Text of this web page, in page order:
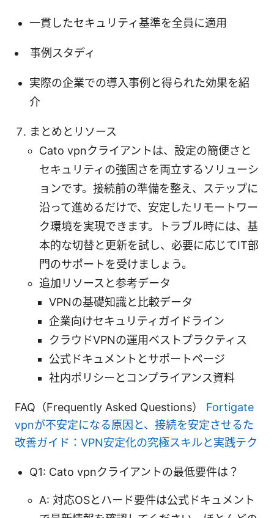
一貫したセキュリティ基準を全員に適用
事例スタディ
実際の企業での導入事例と得られた効果を紹
介
まとめとリソース
Cato vpnクライアントは、設定の簡便さと
セキュリティの強固さを両立するソリューシ
ョンです。接続前の準備を整え、ステップに
沿って進めるだけで、安定したリモートワー
ク環境を実現できます。トラブル時には、基
本的な切替と更新を試し、必要に応じてIT部
門のサポートを受けましょう。
追加リソースと参考データ
VPNの基礎知識と比較データ
企業向けセキュリティガイドライン
クラウドVPNの運用ベストプラクティス
公式ドキュメントとサポートページ
社内ポリシーとコンプライアンス資料
FAQ（Frequently Asked Questions） Fortigate
vpnが不安定になる原因と、接続を安定させるた
改善ガイド：VPN安定化の究極スキルと実践テク
Q1: Cato vpnクライアントの最低要件は？
A: 対応OSとハード要件は公式ドキュメント